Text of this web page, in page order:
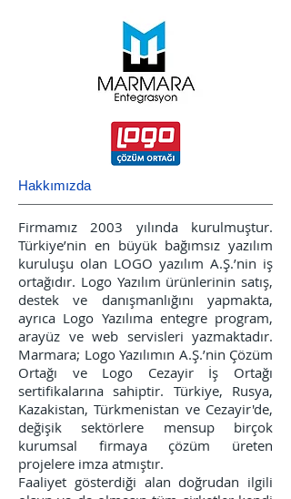
Hakkımızda
Firmamız 2003 yılında kurulmuştur.
Türkiye’nin en büyük bağımsız yazılım
kuruluşu olan LOGO yazılım A.Ş.’nin iş
ortağıdır. Logo Yazılım ürünlerinin satış,
destek ve danışmanlığını yapmakta,
ayrıca Logo Yazılıma entegre program,
arayüz ve web servisleri yazmaktadır.
Marmara; Logo Yazılımın A.Ş.’nin Çözüm
Ortağı ve Logo Cezayir İş Ortağı
sertifikalarına sahiptir. Türkiye, Rusya,
Kazakistan, Türkmenistan ve Cezayir'de,
değişik sektörlere mensup birçok
kurumsal firmaya çözüm üreten
projelere imza atmıştır.
Faaliyet gösterdiği alan doğrudan ilgili